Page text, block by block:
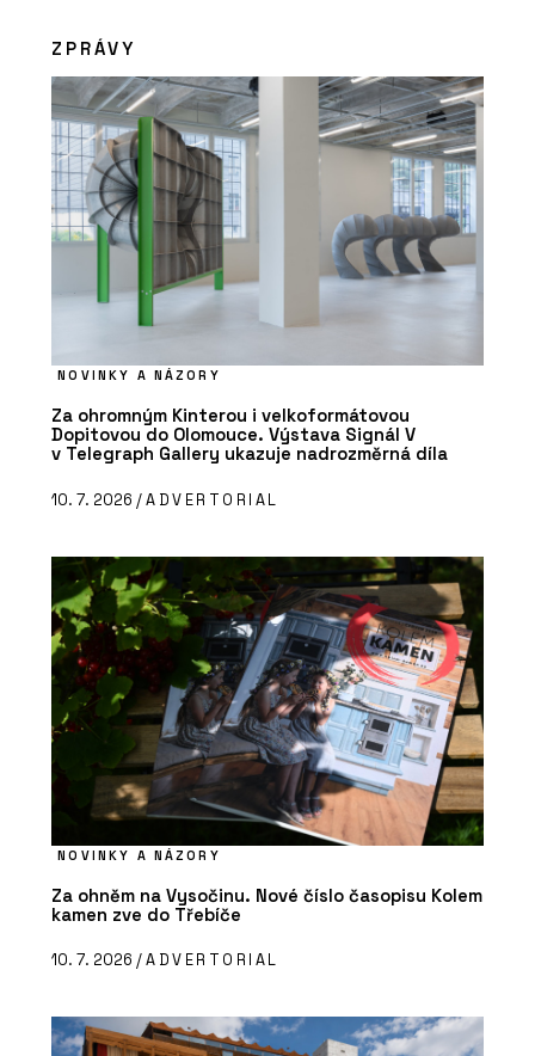
ZPRÁVY
NOVINKY A NÁZORY
Za ohromným Kinterou i velkoformátovou
Dopitovou do Olomouce. Výstava Signál V
v Telegraph Gallery ukazuje nadrozměrná díla
10. 7. 2026 /ADVERTORIAL
NOVINKY A NÁZORY
Za ohněm na Vysočinu. Nové číslo časopisu Kolem
kamen zve do Třebíče
10. 7. 2026 /ADVERTORIAL